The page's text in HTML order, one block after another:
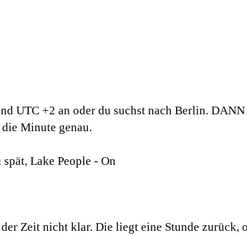
UTC +2 an oder du suchst nach Berlin. DANN
Minute genau.
Lake People - On
Zeit nicht klar. Die liegt eine Stunde zurück,